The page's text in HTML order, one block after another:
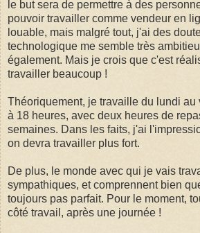
le but sera de permettre à des
pouvoir travailler comme vendeur en
louable, mais malgré tout, j'ai des
technologique me semble très
également. Mais je crois que c'est
travailler beaucoup !
Théoriquement, je travaille du lundi au
à 18 heures, avec deux heures de
semaines. Dans les faits, j'ai
on devra travailler plus fort.
De plus, le monde avec qui je vais
sympathiques, et comprennent bien
toujours pas parfait. Pour le moment,
côté travail, après une journée !